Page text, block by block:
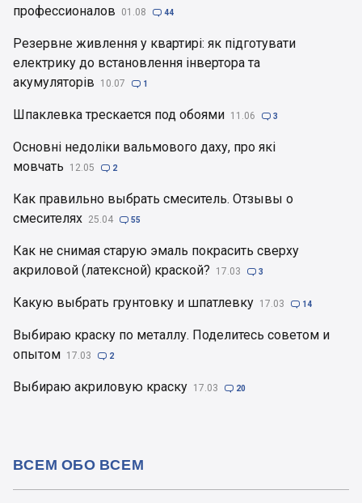
профессионалов
01.08  44
Резервне живлення у квартирі: як підготувати
електрику до встановлення інвертора та
акумуляторів
10.07  1
Шпаклевка трескается под обоями 11.06  3
Основні недоліки вальмового даху, про які
мовчать
12.05  2
Как правильно выбрать смеситель. Отзывы о
смесителях 25.04  55
Как не снимая старую эмаль покрасить сверху
акриловой (латексной) краской?
17.03  3
Какую выбрать грунтовку и шпатлевку 17.03  14
Выбираю краску по металлу. Поделитесь советом и
опытом 17.03  2
Выбираю акриловую краску 17.03  20
ВСЕМ ОБО ВСЕМ